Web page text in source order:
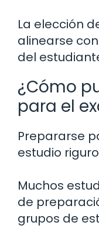
La elección
alinearse
del
¿Cómo
para el
Prepararse
estudio
Muchos
de
grupos de